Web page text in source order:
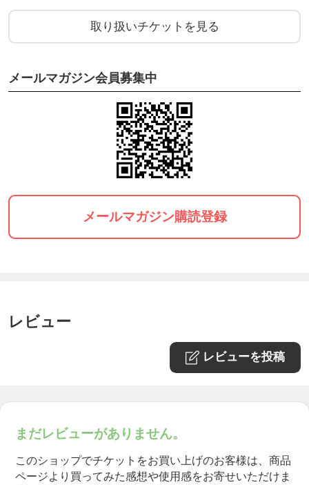
取り扱いチケットを見る
メールマガジン会員募集中
メールマガジン購読登録
レビュー
レビューを投稿
まだレビューがありません。
このショップでチケットをお買い上げのお客様は、商品
ページより買ってみた感想や使用感をお寄せいただけま